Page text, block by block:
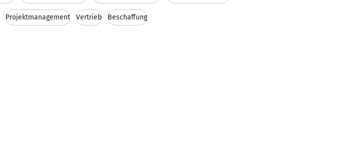
Projektmanagement Vertrieb Beschaffung